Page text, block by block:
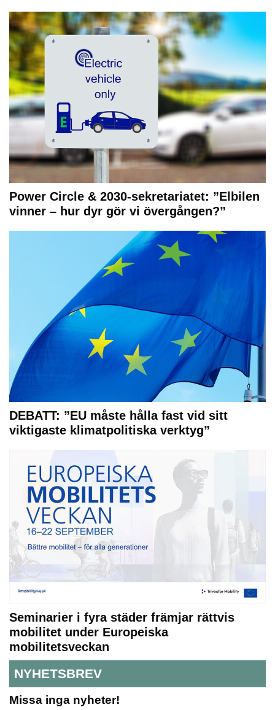
Power Circle & 2030-sekretariatet: ”Elbilen
vinner – hur dyr gör vi övergången?”
DEBATT: ”EU måste hålla fast vid sitt
viktigaste klimatpolitiska verktyg”
Seminarier i fyra städer främjar rättvis
mobilitet under Europeiska
mobilitetsveckan
NYHETSBREV
Missa inga nyheter!